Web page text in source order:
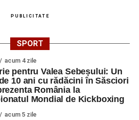
PUBLICITATE
SPORT
acum 4 zile
pentru Valea Sebeșului: Un
10 ani cu rădăcini în Săsciori
România la
Mondial de Kickboxing
acum 5 zile